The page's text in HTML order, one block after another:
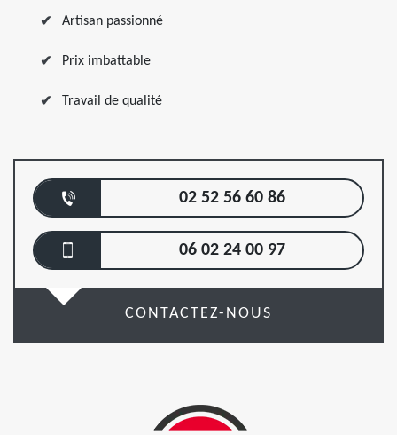
Artisan passionné
Prix imbattable
Travail de qualité
02 52 56 60 86
06 02 24 00 97
CONTACTEZ-NOUS